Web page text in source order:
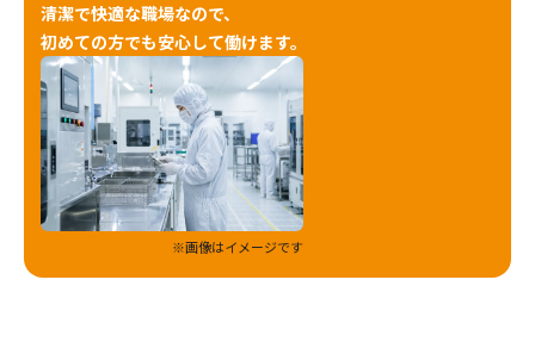
清潔で快適な職場なので、
初めての方でも安心して働けます。
※画像はイメージです